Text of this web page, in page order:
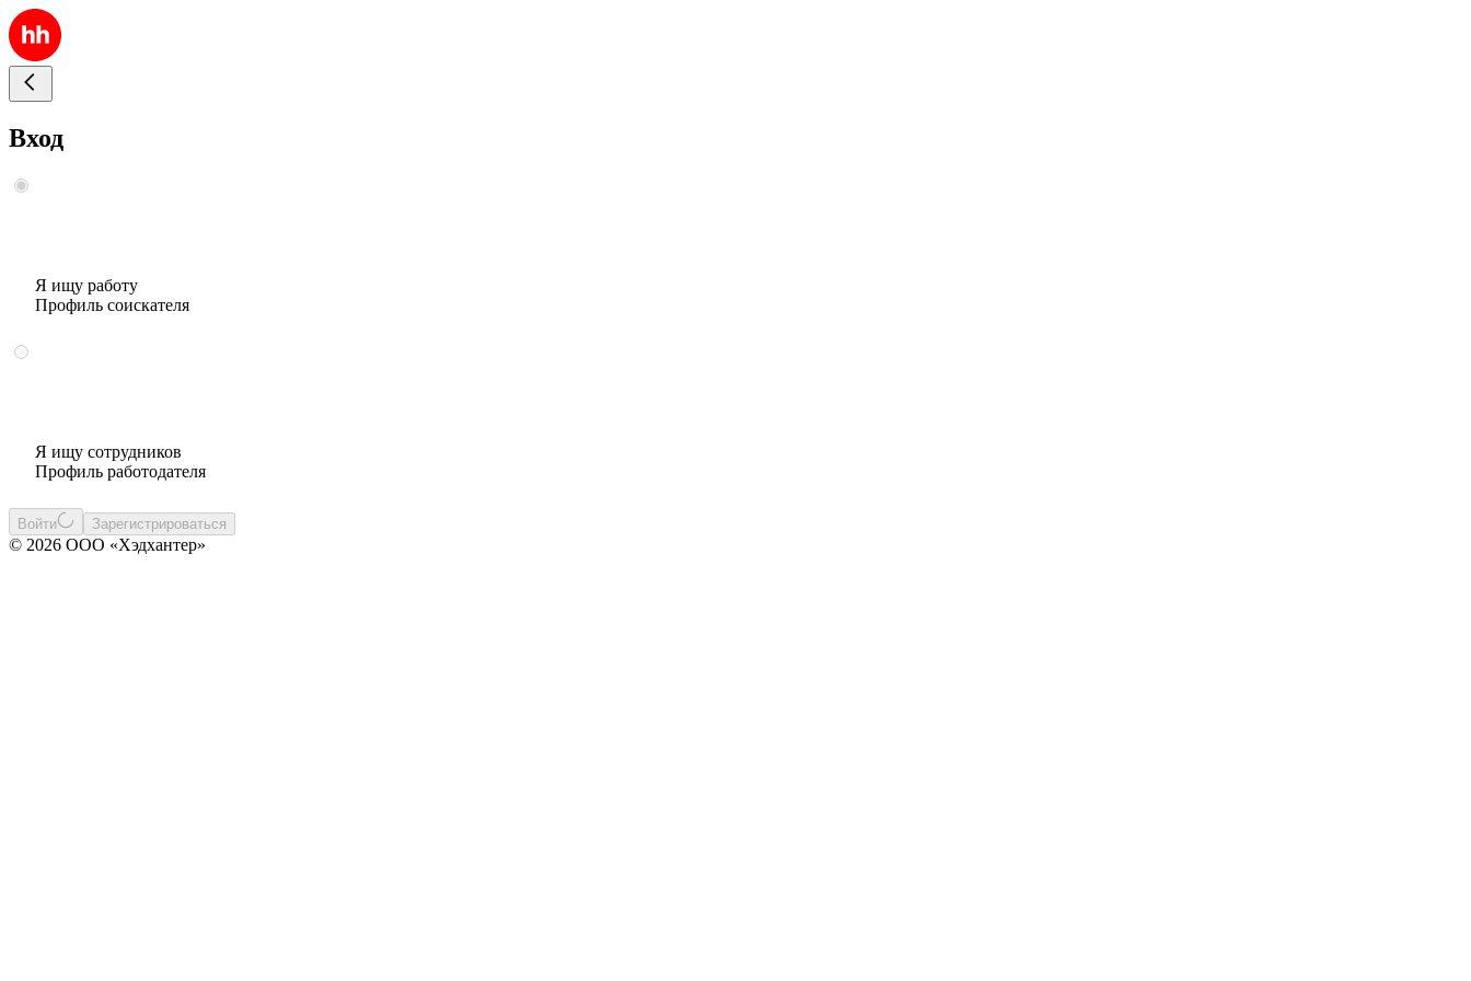
Вход
Я ищу работу
Профиль соискателя
Я ищу сотрудников
Профиль работодателя
Войти Зарегистрироваться
© 2026 ООО «Хэдхантер»